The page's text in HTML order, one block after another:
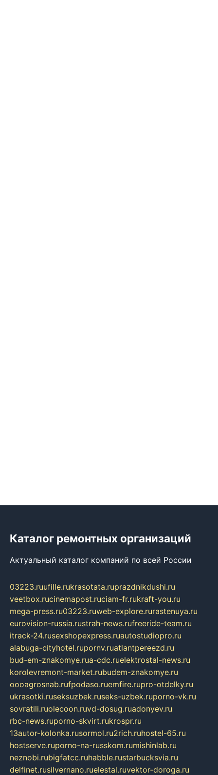
Каталог ремонтных организаций
Актуальный каталог компаний по всей России
03223.ruufille.rukrasotata.ruprazdnikdushi.ru
veetbox.rucinemapost.ruciam-fr.rukraft-you.ru
mega-press.ru03223.ruweb-explore.rurastenuya.ru
eurovision-russia.rustrah-news.rufreeride-team.ru
itrack-24.rusexshopexpress.ruautostudiopro.ru
alabuga-cityhotel.rupornv.ruatlantpereezd.ru
bud-em-znakomye.rua-cdc.ruelektrostal-news.ru
korolevremont-market.rubudem-znakomye.ru
oooagrosnab.rufpodaso.ruemfire.rupro-otdelky.ru
ukrasotki.ruseksuzbek.ruseks-uzbek.ruporno-vk.ru
sovratili.ruolecoon.ruvd-dosug.ruadonyev.ru
rbc-news.ruporno-skvirt.rukrospr.ru
13autor-kolonka.rusormol.ru2rich.ruhostel-65.ru
hostserve.ruporno-na-russkom.rumishinlab.ru
neznobi.rubigfatcc.ruhabble.rustarbucksvia.ru
delfinet.rusilvernano.ruelestal.ruvektor-doroga.ru